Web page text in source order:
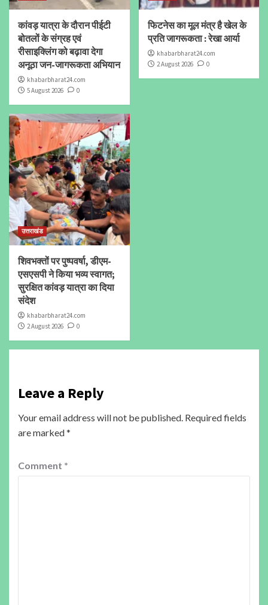
कांवड़ यात्रा के दौरान पीईटी
बोतलों के संग्रह एवं
रीसाइक्लिंग को बढ़ावा देगा
अनूठा जन-जागरूकता अभियान
khabarbharat24.com
5 August 2026
0
फिटनेस का मूल मंत्र है खेल के
प्रति जागरूकता : रेखा आर्या
khabarbharat24.com
2 August 2026
0
उत्तराखंड
शिवभक्तों पर पुष्पवर्षा, डीएम-
एसएसपी ने किया भव्य स्वागत;
सुरक्षित कांवड़ यात्रा का दिया
संदेश
khabarbharat24.com
2 August 2026
0
Leave a Reply
Your email address will not be published. Required fields
are marked*
Comment *